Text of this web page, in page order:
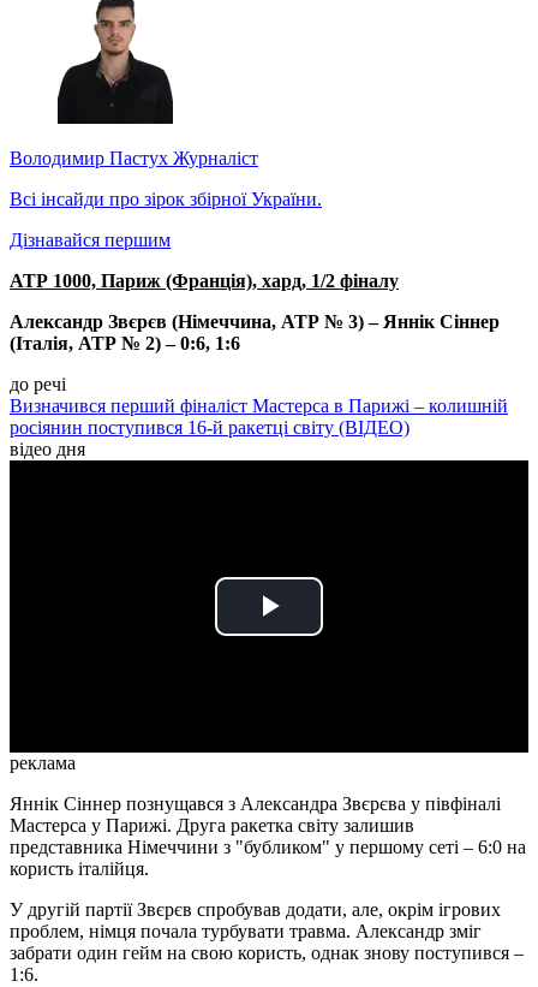
Володимир Пастух Журналіст
Всі інсайди про зірок збірної України.
Дізнавайся першим
АТР 1000, Париж (Франція), хард, 1/2 фіналу
Александр Звєрєв (Німеччина, АТР № 3) – Яннік Сіннер
(Італія, АТР № 2) – 0:6, 1:6
до речі
Визначився перший фіналіст Мастерса в Парижі – колишній
росіянин поступився 16-й ракетці світу (ВІДЕО)
відео дня
Play
реклама
Яннік Сіннер познущався з Александра Звєрєва у півфіналі
Мастерса у Парижі. Друга ракетка світу залишив
представника Німеччини з "бубликом" у першому сеті – 6:0 на
користь італійця.
У другій партії Звєрєв спробував додати, але, окрім ігрових
проблем, німця почала турбувати травма. Александр зміг
забрати один гейм на свою користь, однак знову поступився –
1:6.